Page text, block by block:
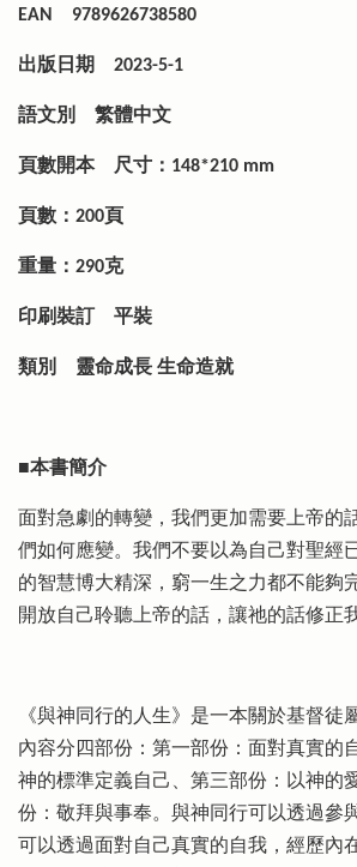
EAN 9789626738580
出版日期 2023-5-1
語文別 繁體中文
頁數開本 尺寸：148*210 mm
頁數：200頁
重量：290克
印刷裝訂 平裝
類別 靈命成長 生命造就
■本書簡介
面對急劇的轉變，我們更加需要上帝的
們如何應變。我們不要以為自己對聖經
的智慧博大精深，窮一生之力都不能夠
開放自己聆聽上帝的話，讓祂的話修正
《與神同行的人生》是一本關於基督徒
內容分四部份：第一部份：面對真實的
神的標準定義自己、第三部份：以神的
份：敬拜與事奉。與神同行可以透過參
可以透過面對自己真實的自我，經歷內